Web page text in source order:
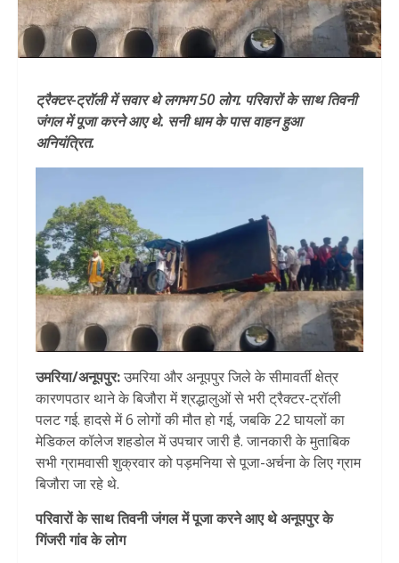
ट्रैक्टर-ट्रॉली में सवार थे लगभग 50 लोग. परिवारों के साथ तिवनी
जंगल में पूजा करने आए थे. सनी धाम के पास वाहन हुआ
अनियंत्रित.
उमरिया/अनूपपुर:उमरिया और अनूपपुर जिले के सीमावर्ती क्षेत्र
कारणपठार थाने के बिजौरा में श्रद्धालुओं से भरी ट्रैक्टर-ट्रॉली
पलट गई. हादसे में 6 लोगों की मौत हो गई, जबकि 22 घायलों का
मेडिकल कॉलेज शहडोल में उपचार जारी है. जानकारी के मुताबिक
सभी ग्रामवासी शुक्रवार को पड़मनिया से पूजा-अर्चना के लिए ग्राम
बिजौरा जा रहे थे.
परिवारों के साथ तिवनी जंगल में पूजा करने आए थे अनूपपुर के
गिंजरी गांव के लोग